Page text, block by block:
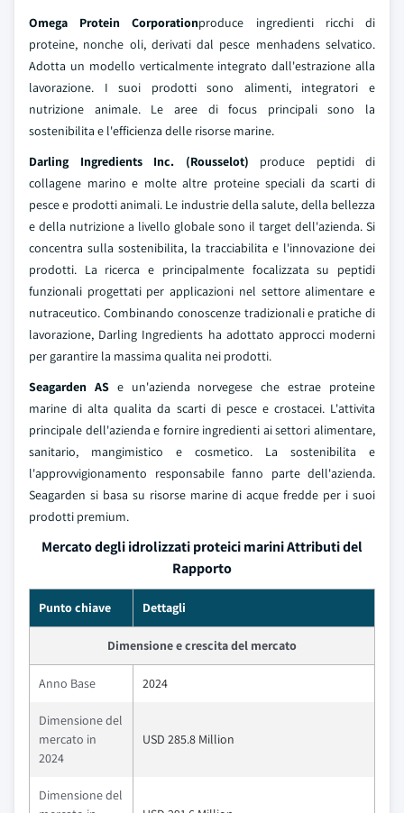
Omega Protein Corporationproduce ingredienti ricchi di
proteine, nonche oli, derivati dal pesce menhadens selvatico.
Adotta un modello verticalmente integrato dall'estrazione alla
lavorazione. I suoi prodotti sono alimenti, integratori e
nutrizione animale. Le aree di focus principali sono la
sostenibilita e l'efficienza delle risorse marine.
Darling Ingredients Inc. (Rousselot) produce peptidi di
collagene marino e molte altre proteine speciali da scarti di
pesce e prodotti animali. Le industrie della salute, della bellezza
e della nutrizione a livello globale sono il target dell'azienda. Si
concentra sulla sostenibilita, la tracciabilita e l'innovazione dei
prodotti. La ricerca e principalmente focalizzata su peptidi
funzionali progettati per applicazioni nel settore alimentare e
nutraceutico. Combinando conoscenze tradizionali e pratiche di
lavorazione, Darling Ingredients ha adottato approcci moderni
per garantire la massima qualita nei prodotti.
Seagarden ASe un'azienda norvegese che estrae proteine
marine di alta qualita da scarti di pesce e crostacei. L'attivita
principale dell'azienda e fornire ingredienti ai settori alimentare,
sanitario, mangimistico e cosmetico. La sostenibilita e
l'approvvigionamento responsabile fanno parte dell'azienda.
Seagarden si basa su risorse marine di acque fredde per i suoi
prodotti premium.
Mercato degli idrolizzati proteici marini Attributi del
Rapporto
Punto chiave Dettagli
Dimensione e crescita del mercato
Anno Base 2024
Dimensione del
mercato in
2024
USD 285.8 Million
Dimensione del